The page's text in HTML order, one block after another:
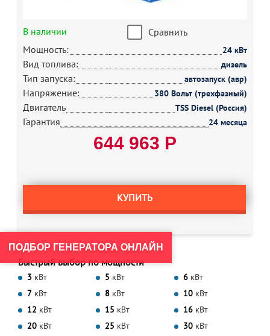
В наличии
Сравнить
Мощность:
24 кВт
Вид топлива: дизель
Тип запуска: автозапуск (авр)
Напряжение: 380 Вольт (трехфазный)
Двигатель TSS Diesel (Россия)
Гарантия 24 месяца
644 963 Р
КУПИТЬ
Быстрый выбор по мощности
3 кВт 5 кВт 6 кВт
7 кВт 8 кВт 10 кВт
12 кВт 15 кВт 16 кВт
20 кВт 25 кВт 30 кВт
ПОДБОР ГЕНЕРАТОРА ОНЛАЙН